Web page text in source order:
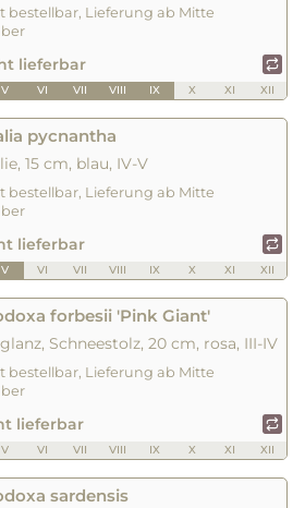
bestellbar, Lieferung ab Mitte
lieferbar
V VI VII VIII IX X XI XII
pycnantha
15 cm, blau, IV-V
bestellbar, Lieferung ab Mitte
lieferbar
V VI VII VIII IX X XI XII
forbesii 'Pink Giant'
Schneestolz, 20 cm, rosa, III-IV
bestellbar, Lieferung ab Mitte
lieferbar
V VI VII VIII IX X XI XII
sardensis